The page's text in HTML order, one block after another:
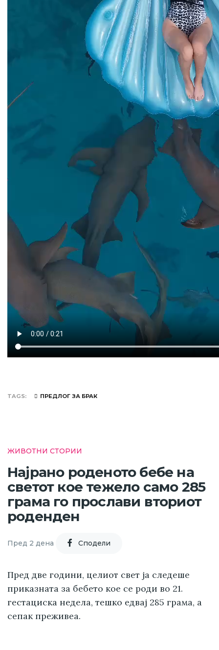
TAGS ПРЕДЛОГ ЗА БРАК
ЖИВОТНИ СТОРИИ
Најрано роденото бебе на
светот кое тежело само 285
грама го прослави вториот
роденден
Пред 2 дена Cподели
Пред две години, целиот свет ја следеше
приказната за бебето кое се роди во 21.
гестациска недела, тешко едвај 285 грама, а
сепак преживеа.